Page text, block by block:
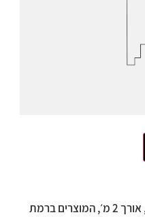
סרגל לעיטור חלונות בחזית הבית, אורך 2 מ׳, המוצרים ברמת